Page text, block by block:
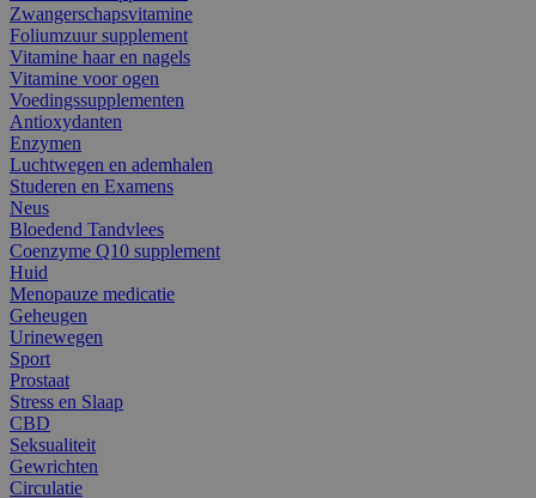
Zwangerschapsvitamine
Foliumzuur supplement
Vitamine haar en nagels
Vitamine voor ogen
Voedingssupplementen
Antioxydanten
Enzymen
Luchtwegen en ademhalen
Studeren en Examens
Neus
Bloedend Tandvlees
Coenzyme Q10 supplement
Huid
Menopauze medicatie
Geheugen
Urinewegen
Sport
Prostaat
Stress en Slaap
CBD
Seksualiteit
Gewrichten
Circulatie